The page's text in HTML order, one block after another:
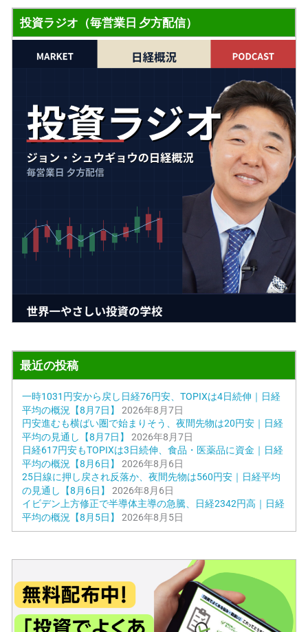
投資ラジオ（毎営業日 夕方配信）
最近の投稿
一時1031円安から戻し日経76円安、TOPIXは4日続伸｜日経
平均の概況【8月7日】
2026年8月7日
円安進むも横ばい圏で始まりそう、夜間先物は20円安｜日経
平均の見通し【8月7日】
2026年8月7日
日経617円安もTOPIXは3日続伸、食品・医薬品に資金｜日経
平均の概況【8月6日】
2026年8月6日
25日線に押し戻され反落か、夜間先物は560円安｜日経平均
の見通し【8月6日】
2026年8月6日
イビデン上方修正で半導体主導の急騰、日経2342円高｜日経
平均の概況【8月5日】
2026年8月5日